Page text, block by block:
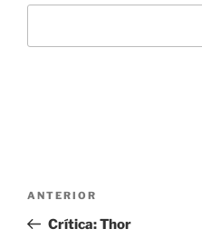
Post
Post
anterior
ANTERIOR
Crítica: Thor